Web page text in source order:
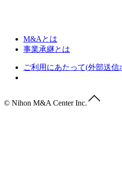
M&Aとは
事業承継とは
ご利用にあたって(外部送信
© Nihon M&A Center Inc.